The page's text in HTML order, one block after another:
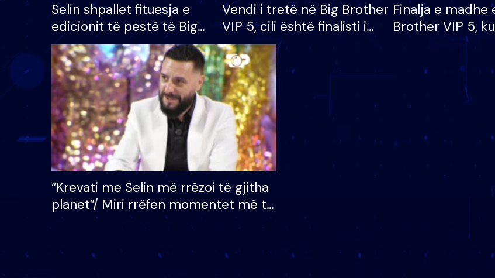
Selin shpallet fituesja e
edicionit të pestë të Big
Brother VIP, rrëmben
çmimin e madh prej 100
mijë eurosh
Vendi i tretë në Big Brother
VIP 5, cili është finalisti i
radhës që lë shtëpinë
Finalja e madhe
Brother VIP 5,
banori i parë
dhe humb
të fituar çmimin
“Krevati me Selin më rrëzoi të gjitha
planet”/ Miri rrëfen momentet më të
bukura në shtëpinë e BB VIP: Do më